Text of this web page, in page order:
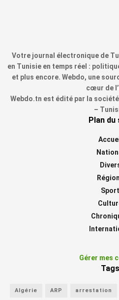
Votre journal électronique de
en Tunisie en temps réel :
et plus encore. Webdo, une
cœur de
Webdo.tn est édité par la société
–
Plan du
Sport
Gérer mes
Tags
Algérie ARP arrestation